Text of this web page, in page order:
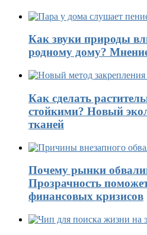
Как звуки природы
родному дому?
Как сделать
стойкими? Новый
тканей
Почему рынки
Прозрачность
финансовых кризисов